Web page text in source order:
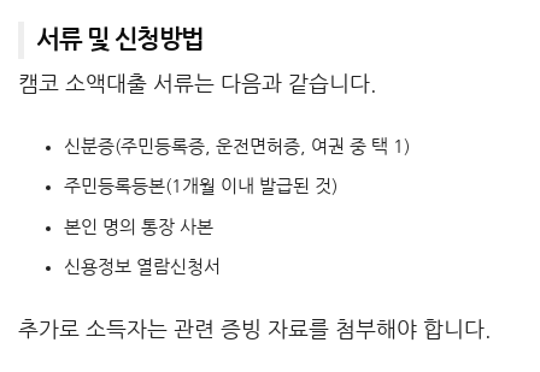
서류 및 신청방법
캠코 소액대출 서류는 다음과 같습니다.
신분증(주민등록증, 운전면허증, 여권 중 택 1)
주민등록등본(1개월 이내 발급된 것)
본인 명의 통장 사본
신용정보 열람신청서
추가로 소득자는 관련 증빙 자료를 첨부해야 합니다.